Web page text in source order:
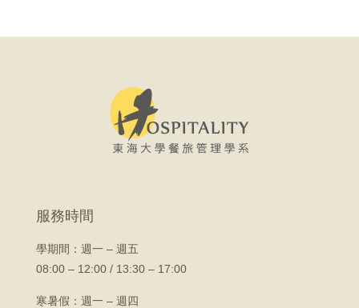
服務時間
學期間： 週一 – 週五
08:00 – 12:00 / 13:30 – 17:00
寒暑假：週一 – 週四